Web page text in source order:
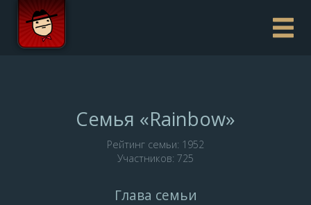
Семья «Rainbow»
Рейтинг семьи: 1952
Участников: 725
Глава семьи